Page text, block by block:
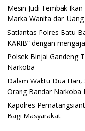
Mesin Judi Tembak
Marka Wanita dan
Satlantas Polres Batu
KARIB” dengan
Polsek Binjai Gandeng
Narkoba
Dalam Waktu Dua
Orang Bandar Narkoba
Kapolres
Bagi Masyarakat